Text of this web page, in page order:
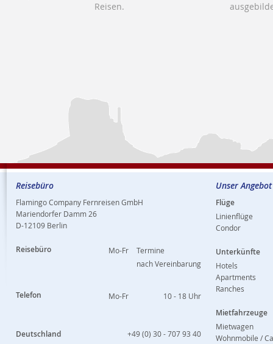
Reisen.
Reisebüro
Flamingo Company Fernreisen GmbH
Mariendorfer Damm 26
D-12109 Berlin
Reisebüro Mo-Fr
Termine
nach Vereinbarung
Telefon Mo-Fr 10 - 18 Uhr
Deutschland +49 (0) 30 - 707 93 40
Unser Angebot
Flüge
Linienflüge
Condor
Unterkünfte
Hotels
Apartments
Ranches
Mietfahrzeuge
Mietwagen
Wohnmobile /